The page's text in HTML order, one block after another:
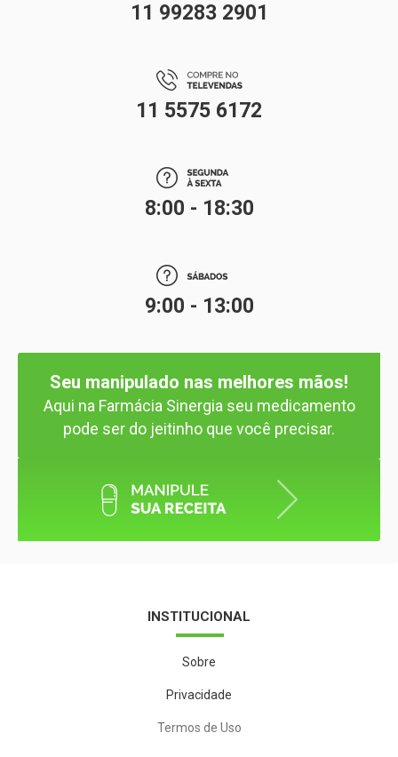
11 99283 2901
11 5575 6172
8:00 - 18:30
9:00 - 13:00
Seu manipulado nas melhores mãos!
Aqui na Farmácia Sinergia seu medicamento
pode ser do jeitinho que você precisar.
INSTITUCIONAL
Sobre
Privacidade
Termos de Uso